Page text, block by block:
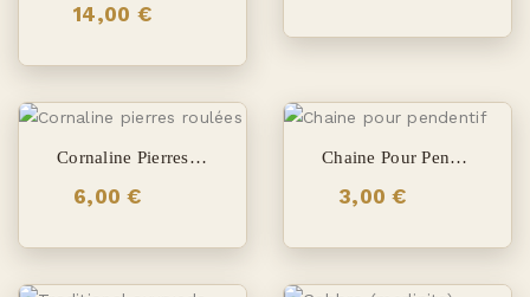
14,00 €
Cornaline Pierres Roulées
6,00 €
Chaine Pour Pendentif
3,00 €